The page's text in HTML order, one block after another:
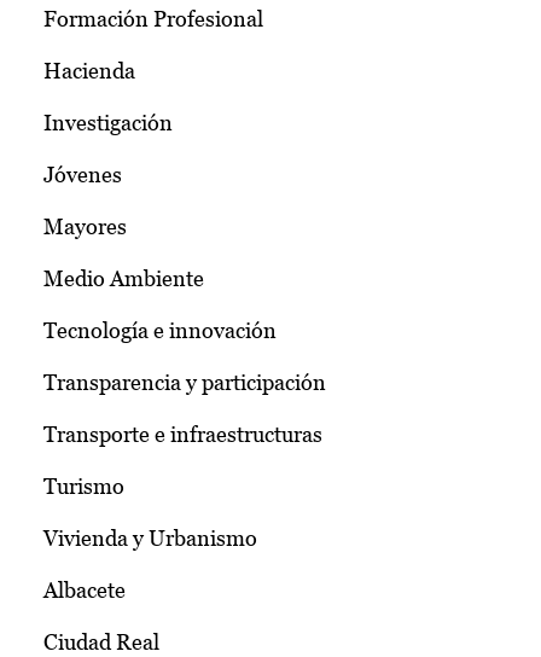
Formación Profesional
Hacienda
Investigación
Jóvenes
Mayores
Medio Ambiente
Tecnología e innovación
Transparencia y participación
Transporte e infraestructuras
Turismo
Vivienda y Urbanismo
Albacete
Ciudad Real